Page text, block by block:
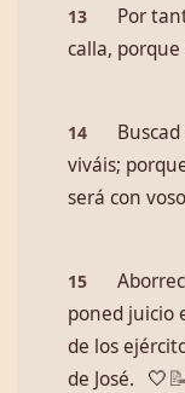
13
Por
calla,
14
viváis;
será con
15
poned juicio
de los
de José.
🤍 📝